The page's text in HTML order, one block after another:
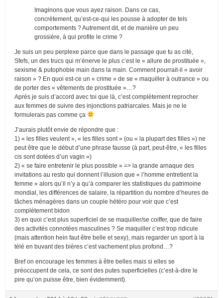
Imaginons que vous ayez raison. Dans ce cas,
concrètement, qu’est-ce-qui les pousse à adopter de tels
comportements ? Autrement dit, et de manière un peu
grossière, à qui profite le crime ?
Je suis un peu perplexe parce que dans le passage que tu as cité,
Sfefs, un des trucs qui m’énerve le plus c’est le « allure de prostituée »,
sexisme & putophobie main dans la main. Comment pourrait-il « avoir
raison » ? En quoi est-ce un « crime » de se « maquiller à outrance » ou
de porter des « vêtements de prostituée »…?
Après je suis d’accord avec toi que là, c’est complètement reprocher
aux femmes de suivre des injonctions patriarcales. Mais je ne le
formulerais pas comme ça
J’aurais plutôt envie de répondre que :
1) « les filles veulent », « les filles sont » (ou « la plupart des filles ») ne
peut être que le début d’une phrase fausse (à part, peut-être, « les filles
cis sont dotées d’un vagin »)
2) « se faire entretenir le plus possible » => la grande arnaque des
invitations au resto qui donnent l’illusion que « l’homme entretient la
femme » alors qu’il n’y a qu’à comparer les statistiques du patrimoine
mondial, les différences de salaire, la répartition du nombre d’heures de
tâches ménagères dans un couple hétéro pour voir que c’est
complètement bidon
3) en quoi c’est plus superficiel de se maquiller/se coiffer, que de faire
des activités connotées masculines ? Se maquiller c’est trop ridicule
(mais attention hein faut être belle et sexy), mais regarder un sport à la
télé en buvant des bières c’est vachement plus profond…?
Bref on encourage les femmes à être belles mais si elles se
préoccupent de cela, ce sont des putes superficielles (c’est-à-dire le
pire qu’on puisse être, bien évidemment).